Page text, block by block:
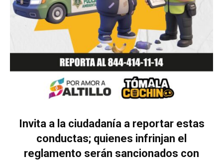
Invita a la ciudadanía a reportar estas
conductas; quienes infrinjan el
reglamento serán sancionados con